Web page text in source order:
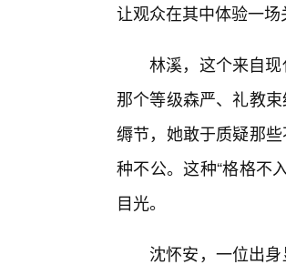
让观众在其中体验一
林溪，这个来自
那个等级森严、礼教
缛节，她敢于质疑那
种不公。这种“格格不
目光。
沈怀安，一位出